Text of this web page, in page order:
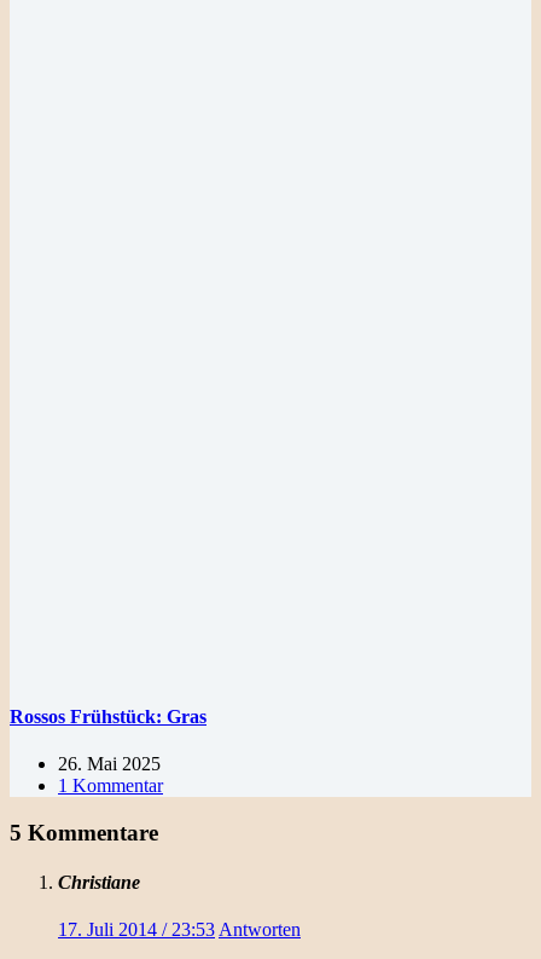
Rossos Frühstück: Gras
26. Mai 2025
1 Kommentar
5 Kommentare
Christiane
17. Juli 2014 / 23:53 Antworten